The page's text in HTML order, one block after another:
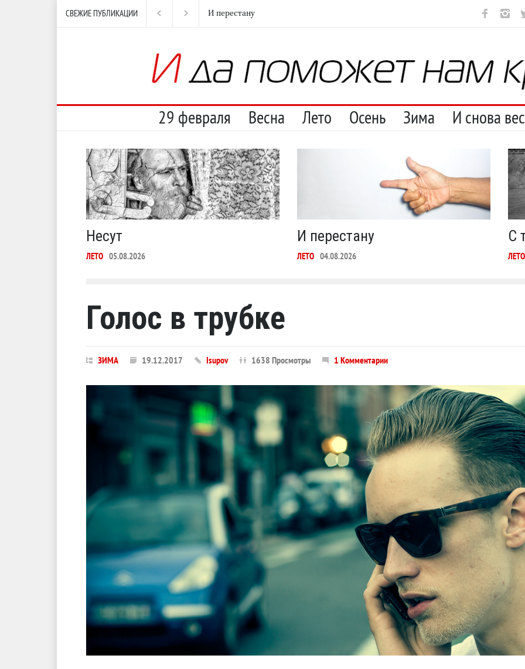
СВЕЖИЕ ПУБЛИКАЦИИ С теплотой Несут И
29 февраля Весна Лето Осень Зима И снова
Несут
ЛЕТО 05.08.2026
И перестану
ЛЕТО 04.08.2026
С
ЛЕТО
Голос в трубке
ЗИМА 19.12.2017 Isupov 1638 Просмотры 1 Комментарии